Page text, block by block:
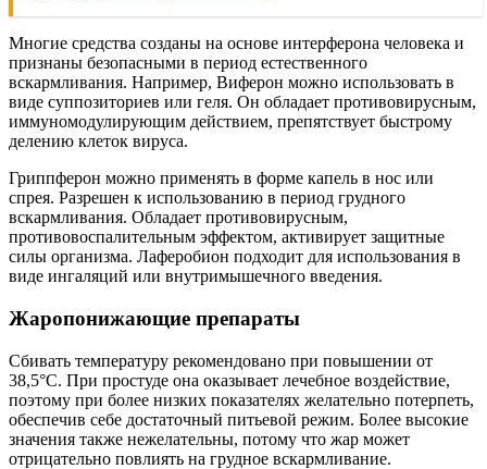
Многие средства созданы на основе интерферона человека и
признаны безопасными в период естественного
вскармливания. Например, Виферон можно использовать в
виде суппозиториев или геля. Он обладает противовирусным,
иммуномодулирующим действием, препятствует быстрому
делению клеток вируса.
Гриппферон можно применять в форме капель в нос или
спрея. Разрешен к использованию в период грудного
вскармливания. Обладает противовирусным,
противовоспалительным эффектом, активирует защитные
силы организма. Лаферобион подходит для использования в
виде ингаляций или внутримышечного введения.
Жаропонижающие препараты
Сбивать температуру рекомендовано при повышении от
38,5°C. При простуде она оказывает лечебное воздействие,
поэтому при более низких показателях желательно потерпеть,
обеспечив себе достаточный питьевой режим. Более высокие
значения также нежелательны, потому что жар может
отрицательно повлиять на грудное вскармливание.